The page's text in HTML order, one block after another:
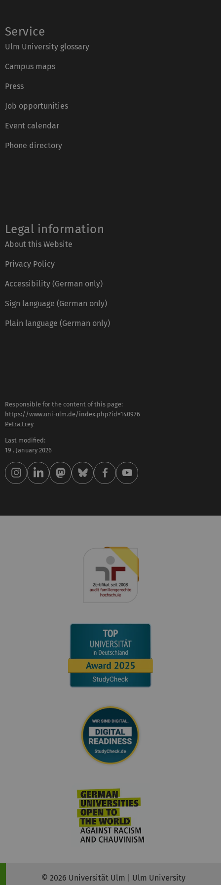
Service
Ulm University glossary
Campus maps
Press
Job opportunities
Event calendar
Phone directory
Legal information
About this Website
Privacy Policy
Accessibility (German only)
Sign language (German only)
Plain language (German only)
Responsible for the content of this page:
https://www.uni-ulm.de/index.php?id=140976
Petra Frey
Last modified:
19 . January 2026
© 2026 Universität Ulm | Ulm University